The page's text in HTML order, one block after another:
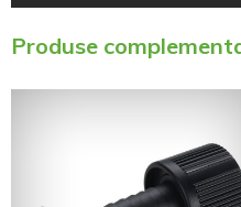
Produse